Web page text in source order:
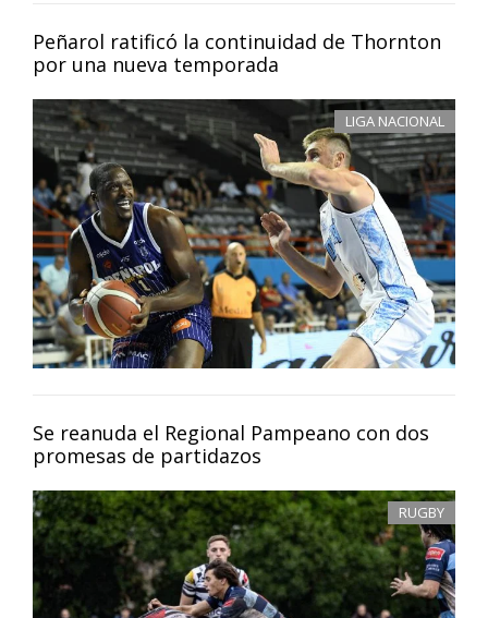
Peñarol ratificó la continuidad de Thornton
por una nueva temporada
LIGA NACIONAL
Se reanuda el Regional Pampeano con dos
promesas de partidazos
RUGBY